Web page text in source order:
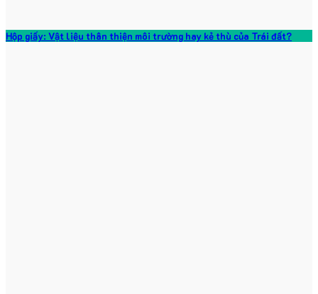
Hộp giấy: Vật liệu thân thiện môi trường hay kẻ thù của Trái đất?